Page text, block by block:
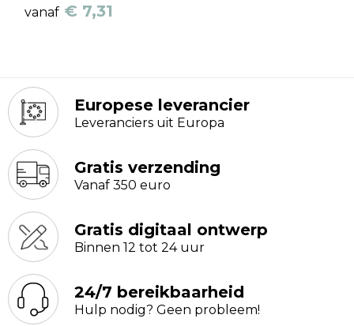
vanaf € 7,31
Europese leverancier
Leveranciers uit Europa
Gratis verzending
Vanaf 350 euro
Gratis digitaal ontwerp
Binnen 12 tot 24 uur
24/7 bereikbaarheid
Hulp nodig? Geen probleem!